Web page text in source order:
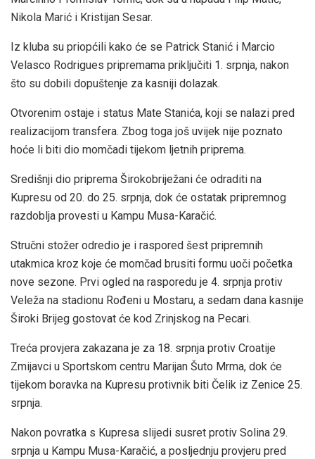
Nikola Marić i Kristijan Sesar.
Iz kluba su priopćili kako će se Patrick Stanić i Marcio
Velasco Rodrigues pripremama priključiti 1. srpnja, nakon
što su dobili dopuštenje za kasniji dolazak.
Otvorenim ostaje i status Mate Stanića, koji se nalazi pred
realizacijom transfera. Zbog toga još uvijek nije poznato
hoće li biti dio momčadi tijekom ljetnih priprema.
Središnji dio priprema Širokobriježani će odraditi na
Kupresu od 20. do 25. srpnja, dok će ostatak pripremnog
razdoblja provesti u Kampu Musa-Karačić.
Stručni stožer odredio je i raspored šest pripremnih
utakmica kroz koje će momčad brusiti formu uoči početka
nove sezone. Prvi ogled na rasporedu je 4. srpnja protiv
Veleža na stadionu Rođeni u Mostaru, a sedam dana kasnije
Široki Brijeg gostovat će kod Zrinjskog na Pecari.
Treća provjera zakazana je za 18. srpnja protiv Croatije
Zmijavci u Sportskom centru Marijan Šuto Mrma, dok će
tijekom boravka na Kupresu protivnik biti Čelik iz Zenice 25.
srpnja.
Nakon povratka s Kupresa slijedi susret protiv Solina 29.
srpnja u Kampu Musa-Karačić, a posljednju provjeru pred